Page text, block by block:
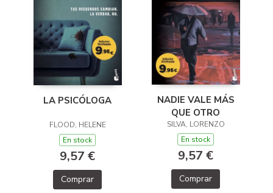
LA PSICÓLOGA
FLOOD, HELENE
En stock
9,57 €
Comprar
NADIE VALE MÁS
QUE OTRO
SILVA, LORENZO
En stock
9,57 €
Comprar